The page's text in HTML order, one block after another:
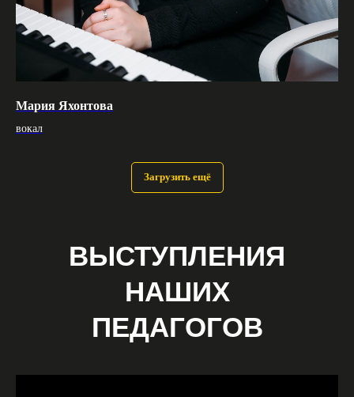
Мария Яхонтова
вокал
Загрузить ещё
ВЫСТУПЛЕНИЯ
НАШИХ
ПЕДАГОГОВ